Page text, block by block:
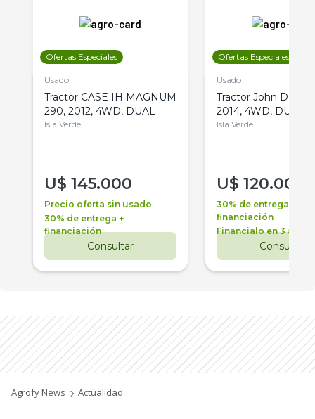
Ofertas Especiales
Usado
Tractor CASE IH MAGNUM
290, 2012, 4WD, DUAL
Isla Verde
U$ 145.000
Precio oferta sin usado
30% de entrega +
financiación
Consultar
Ofertas Especiales
Usado
Tractor John Deere
2014, 4WD, DUAL
Isla Verde
U$ 120.000
30% de entrega +
financiación
Financialo en 3 años
Consultar
Agrofy News Actualidad